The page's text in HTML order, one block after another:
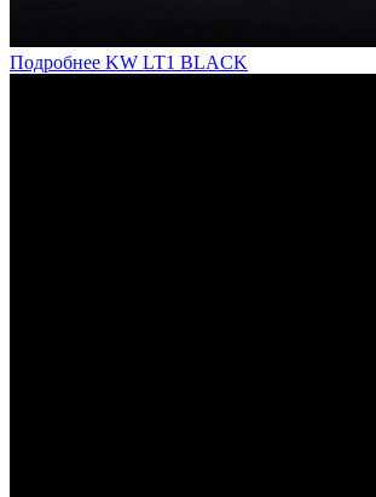
Подробнее KW LT1 BLACK